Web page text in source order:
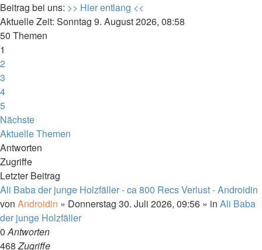
Beitrag bei uns: >> Hier entlang <<
Aktuelle Zeit: Sonntag 9. August 2026, 08:58
50 Themen
1
2
3
4
5
Nächste
Aktuelle Themen
Antworten
Zugriffe
Letzter Beitrag
Ali Baba der junge Holzfäller - ca 800 Recs Verlust - Androidin
von Androidin » Donnerstag 30. Juli 2026, 09:56 » in Ali Baba
der junge Holzfäller
0Antworten
468Zugriffe